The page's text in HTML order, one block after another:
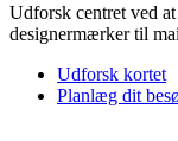
Udforsk centret ved
designermærker til
Udforsk kortet
Planlæg dit